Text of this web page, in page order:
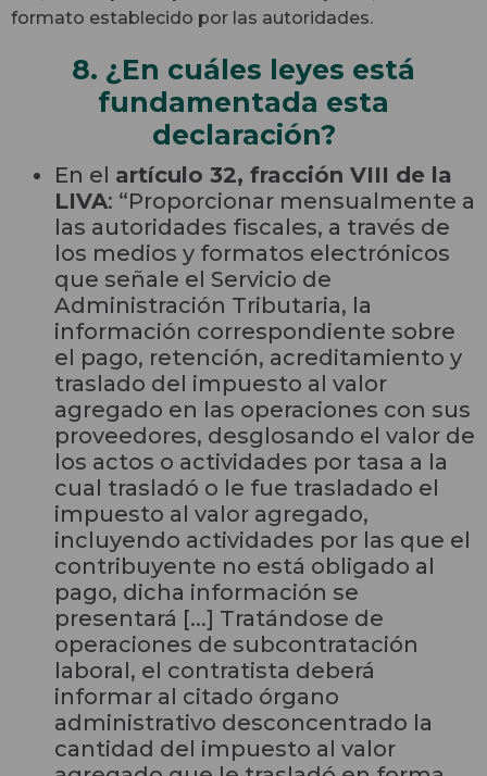
formato establecido por las autoridades.
8. ¿En cuáles leyes está
fundamentada esta
declaración?
En el artículo 32, fracción VIII de la
LIVA: “Proporcionar mensualmente a
las autoridades fiscales, a través de
los medios y formatos electrónicos
que señale el Servicio de
Administración Tributaria, la
información correspondiente sobre
el pago, retención, acreditamiento y
traslado del impuesto al valor
agregado en las operaciones con sus
proveedores, desglosando el valor de
los actos o actividades por tasa a la
cual trasladó o le fue trasladado el
impuesto al valor agregado,
incluyendo actividades por las que el
contribuyente no está obligado al
pago, dicha información se
presentará [...] Tratándose de
operaciones de subcontratación
laboral, el contratista deberá
informar al citado órgano
administrativo desconcentrado la
cantidad del impuesto al valor